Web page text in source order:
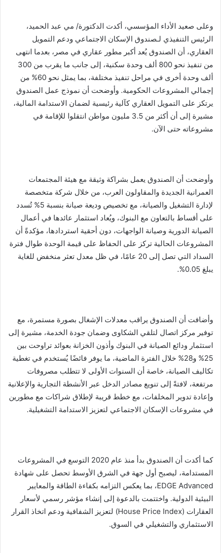
وعلى صعيد الأداء المؤسسي، أكدت الدكتورة/ مي عبد الحميد،
الرئيس التنفيذي لـصندوق الإسكان الاجتماعي ودعم التمويل
العقاري، أن الصندوق يُعد أكبر مطور عقاري في مصر، بعدما انتهى
من تنفيذ نحو 800 ألف وحدة سكنية، إلى جانب ما يقرب من 300
ألف وحدة أخرى في مراحل تنفيذ مختلفة، بما يمثل نحو 60% من
إجمالي المشروعات الحكومية. وأوضحت أن نموذج عمل الصندوق
يرتكز على التمويل العقاري كآلية رئيسية لضمان الاستدامة المالية،
مشيرة إلى أن أكثر من 3.5 مليون مواطن انتقلوا للإقامة في
مشروعاته حتى الآن.
وأوضحت أن الصندوق يعمل بشراكة وثيقة مع هيئة المجتمعات
العمرانية الجديدة والمقاولون العرب، من خلال شركة متخصصة
لإدارة التشغيل والصيانة، مع تخصيص وديعة صيانة بنسبة 5% تُسدد
على أقساط بالتعاون مع البنوك، ويُعاد استثمار عائدها في أعمال
الصيانة الدورية وصيانة الواجهات، دون أحقية استردادها، مؤكدةً أن
المشروعات الحالية تركز على الحفاظ على قيمة الوحدة طوال فترة
السداد التي تصل إلى 20 عامًا، في ظل معدل تعثر منخفض للغاية
يبلغ 0.05%.
وأضافت أن الصندوق يراقب معدلات الإشغال بصورة مستمرة، مع
توفير مركز اتصال لتلقي الشكاوى وضمان جودة الخدمة، مشيرة إلى
استثمار ودائع الصيانة في البنوك وأذون الخزانة بعوائد تراوحت بين
25% و28% خلال الفترة الماضية، ما يوفر فائضًا يُستخدم في تغطية
تكاليف الصيانة، خاصة أن السنوات الأولى لا تتطلب مصروفات
مرتفعة، لافتةً إلى تنويع مصادر الدخل عبر الأنشطة التجارية والإعلانية
وإعادة تدوير المخلفات، مع خطط قريبة لإطلاق شراكات مع مطورين
في مشروعات الإسكان الاجتماعي لتعزيز الاستدامة التشغيلية.
كما أكدت أن الصندوق بدأ منذ عام 2020 التوسع في المشروعات
المستدامة، ليصبح أول جهة في الشرق الأوسط تحصل على شهادة
EDGE Advanced، بما يعكس التزامه بكفاءة الطاقة والمعايير
البيئية الدولية. واختتمت بالدعوة إلى إنشاء مؤشر رسمي لأسعار
العقارات (House Price Index) لتعزيز الشفافية ودعم اتخاذ القرار
الاستثماري والتشغيلي في السوق.